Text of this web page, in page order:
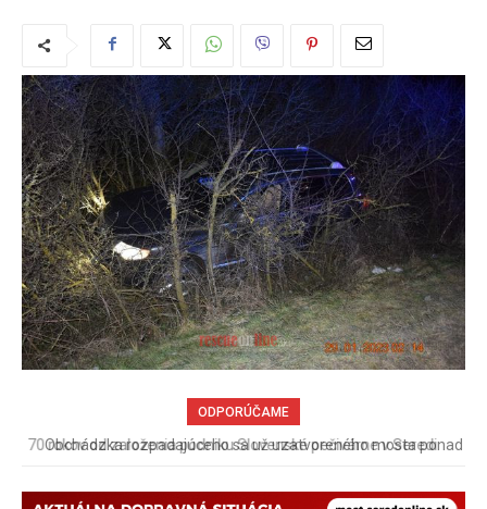
ODPORÚČAME
Obchádzka rozpadajúceho sa už uzatvoreného mosta ponad